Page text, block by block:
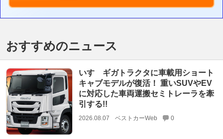
おすすめのニュース
いすゞギガトラクタに車載用ショート
キャブモデルが復活！ 重いSUVやEV
に対応した車両運搬セミトレーラを牽
引する!!
2026.08.07 ベストカーWeb 0